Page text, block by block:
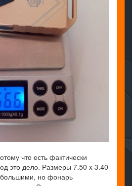
что есть фактически
это дело. Размеры 7.50 x 3.40
но фонарь